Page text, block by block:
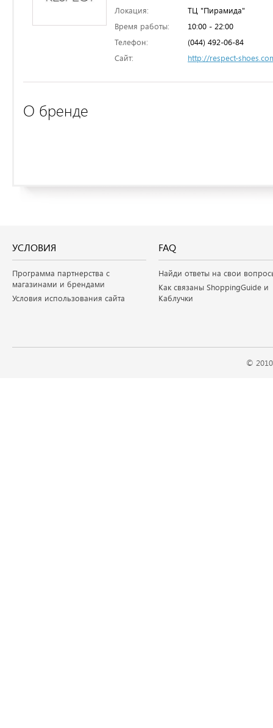
Локация:
ТЦ "Пирамида"
Время работы:
10:00 - 22:00
Телефон:
(044) 492-06-84
Сайт:
http://respect-
О бренде
УСЛОВИЯ
Программа партнерства с
магазинами и брендами
Условия использования сайта
FAQ
Найди ответы на свои
Как связаны ShoppingGuide и
Каблучки
©